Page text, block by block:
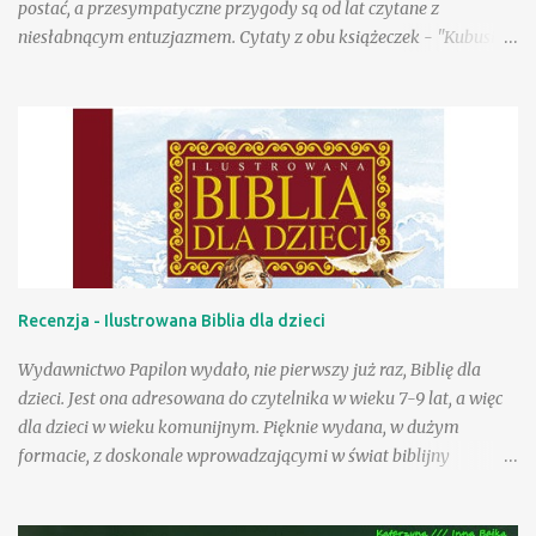
postać, a przesympatyczne przygody są od lat czytane z
niesłabnącym entuzjazmem. Cytaty z obu książeczek - "Kubusia
filmów pełnometrażowych, zagościł na przeróżnych gadżetach,
ubraniach, przyborach szkolnych. Tu na ogół wykorzystywany
jest jego wizerunek stworzony w wytwórni Walta Disneya.
Poczciwy, okrąglutki miś w czerwonej koszulce przyciąga przed
odbiorniki rzeszę wiernych małych fanów, a i dorośli chętnie
zerkają na jego przygody, w końcu to rzecz kultowa. Wydana
niedawno przez Egmont "Wielka księga opowieści" to
fantastyczna pozycja dla wielbicieli przygód Puchatka. W książce
same przygody to nowe teksty stworzone przez współczesnych
autorów ...
Recenzja - Ilustrowana Biblia dla dzieci
Wydawnictwo Papilon wydało, nie pierwszy już raz, Biblię dla
dzieci. Jest ona adresowana do czytelnika w wieku 7-9 lat, a więc
dla dzieci w wieku komunijnym. Pięknie wydana, w dużym
formacie, z doskonale wprowadzającymi w świat biblijny